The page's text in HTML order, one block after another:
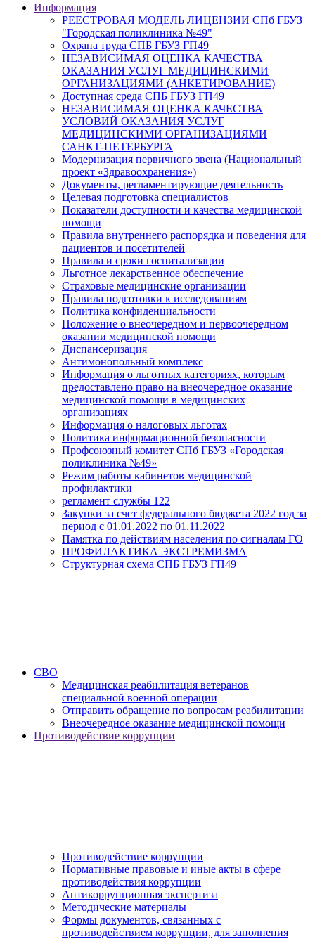
Информация
РЕЕСТРОВАЯ МОДЕЛЬ ЛИЦЕНЗИИ СПб ГБУЗ
"Городская поликлиника №49"
Охрана труда СПБ ГБУЗ ГП49
НЕЗАВИСИМАЯ ОЦЕНКА КАЧЕСТВА
ОКАЗАНИЯ УСЛУГ МЕДИЦИНСКИМИ
ОРГАНИЗАЦИЯМИ (АНКЕТИРОВАНИЕ)
Доступная среда СПБ ГБУЗ ГП49
НЕЗАВИСИМАЯ ОЦЕНКА КАЧЕСТВА
УСЛОВИЙ ОКАЗАНИЯ УСЛУГ
МЕДИЦИНСКИМИ ОРГАНИЗАЦИЯМИ
САНКТ-ПЕТЕРБУРГА
Модернизация первичного звена (Национальный
проект «Здравоохранения»)
Документы, регламентирующие деятельность
Целевая подготовка специалистов
Показатели доступности и качества медицинской
помощи
Правила внутреннего распорядка и поведения для
пациентов и посетителей
Правила и сроки госпитализации
Льготное лекарственное обеспечение
Страховые медицинские организации
Правила подготовки к исследованиям
Политика конфиденциальности
Положение о внеочередном и первоочередном
оказании медицинской помощи
Диспансеризация
Антимонопольный комплекс
Информация о льготных категориях, которым
предоставлено право на внеочередное оказание
медицинской помощи в медицинских
организациях
Информация о налоговых льготах
Политика информационной безопасности
Профсоюзный комитет СПб ГБУЗ «Городская
поликлиника №49»
Режим работы кабинетов медицинской
профилактики
регламент службы 122
Закупки за счет федерального бюджета 2022 год за
период с 01.01.2022 по 01.11.2022
Памятка по действиям населения по сигналам ГО
ПРОФИЛАКТИКА ЭКСТРЕМИЗМА
Структурная схема СПБ ГБУЗ ГП49
СВО
Медицинская реабилитация ветеранов
специальной военной операции
Отправить обращение по вопросам реабилитации
Внеочередное оказание медицинской помощи
Противодействие коррупции
Противодействие коррупции
Нормативные правовые и иные акты в сфере
противодействия коррупции
Антикоррупционная экспертиза
Методические материалы
Формы документов, связанных с
противодействием коррупции, для заполнения